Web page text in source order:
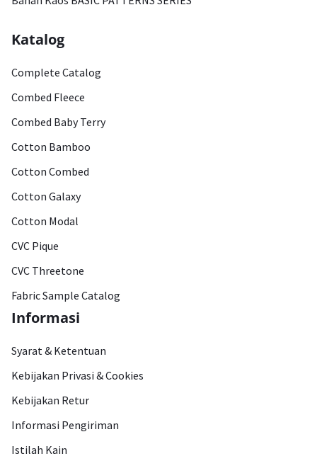
Katalog
Complete Catalog
Combed Fleece
Combed Baby Terry
Cotton Bamboo
Cotton Combed
Cotton Galaxy
Cotton Modal
CVC Pique
CVC Threetone
Fabric Sample Catalog
Informasi
Syarat & Ketentuan
Kebijakan Privasi & Cookies
Kebijakan Retur
Informasi Pengiriman
Istilah Kain